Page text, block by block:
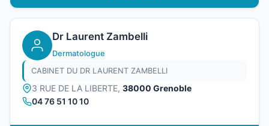
Dr Laurent Zambelli
Dermatologue
CABINET DU DR LAURENT ZAMBELLI
3 RUE DE LA LIBERTE, 38000 Grenoble
04 76 51 10 10